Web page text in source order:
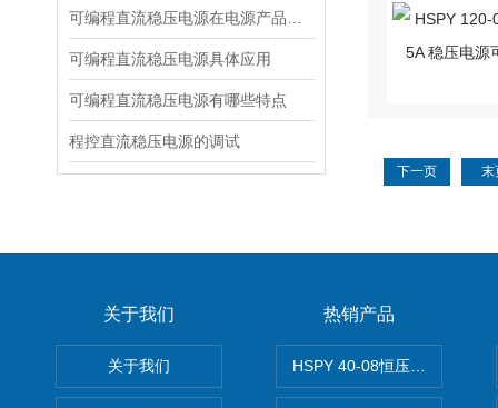
可编程直流稳压电源具体应用
可编程直流稳压电源有哪些特点
程控直流稳压电源的调试
下一页 末
关于我们
关于我们
热销产品
HSPY 40-08恒压恒流恒功率